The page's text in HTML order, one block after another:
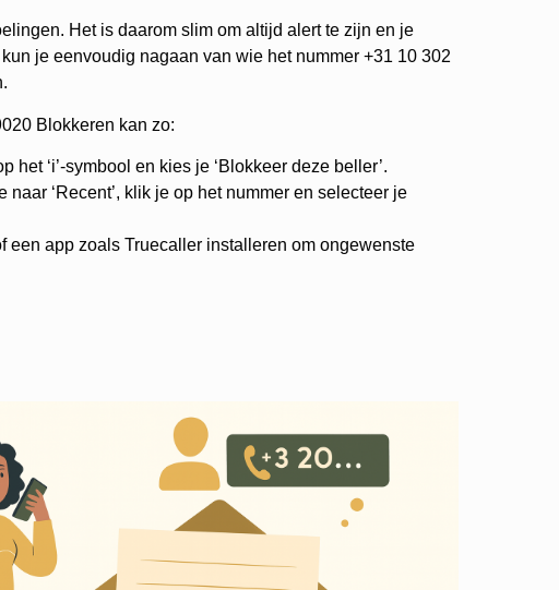
Het is daarom slim om altijd alert te zijn en je
je eenvoudig nagaan van wie het nummer +31 10 302
Blokkeren kan zo:
het ‘i’-symbool en kies je ‘Blokkeer deze beller’.
‘Recent’, klik je op het nummer en selecteer je
een app zoals Truecaller installeren om ongewenste